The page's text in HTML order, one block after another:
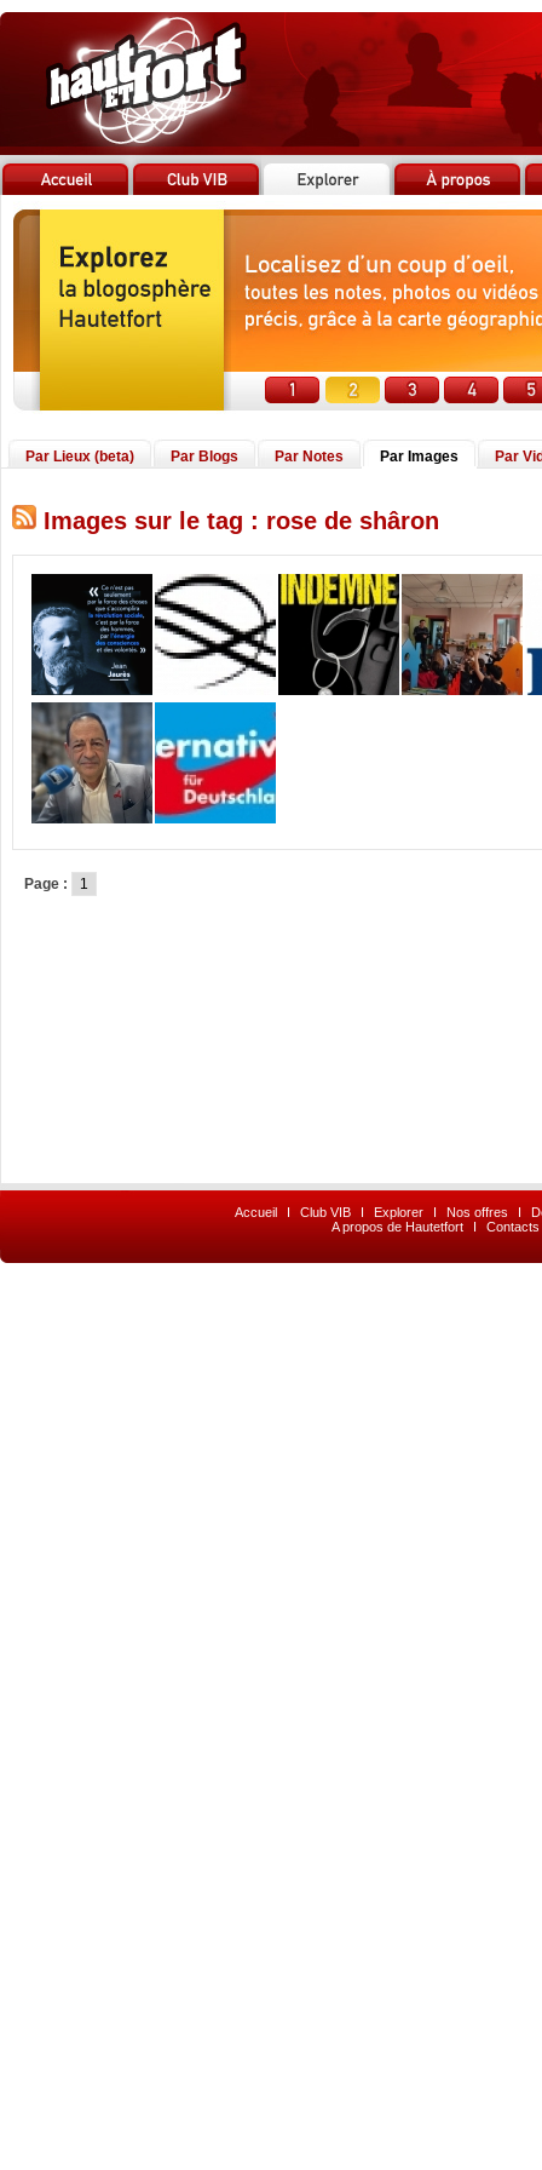
Par Lieux (beta) Par Blogs Par Notes Par Images Par
Images sur le tag : rose de shâron
Page : 1
Accueil I Club VIB I Explorer I Nos offres I
A propos de Hautetfort
I Contacts